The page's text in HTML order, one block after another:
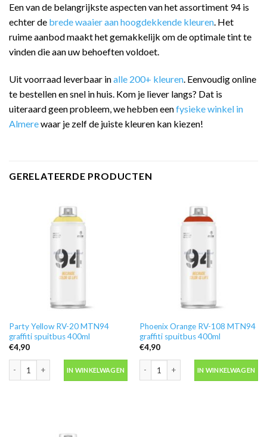
Een van de belangrijkste aspecten van het assortiment 94 is
echter de brede waaier aan hoogdekkende kleuren. Het
ruime aanbod maakt het gemakkelijk om de optimale tint te
vinden die aan uw behoeften voldoet.
Uit voorraad leverbaar inalle 200+ kleuren . Eenvoudig online
te bestellen en snel in huis. Kom je liever langs? Dat is
uiteraard geen probleem, we hebben eenfysieke winkel in
Almerewaar je zelf de juiste kleuren kan kiezen!
GERELATEERDE PRODUCTEN
Party Yellow RV-20 MTN94
graffiti spuitbus 400ml
€4,90
IN WINKELWAGEN
Phoenix Orange RV-108 MTN94
graffiti spuitbus 400ml
€4,90
IN WINKELWAGEN